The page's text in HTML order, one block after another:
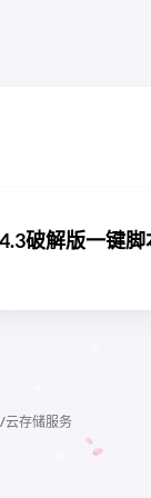
破解版一键脚
云存储服务